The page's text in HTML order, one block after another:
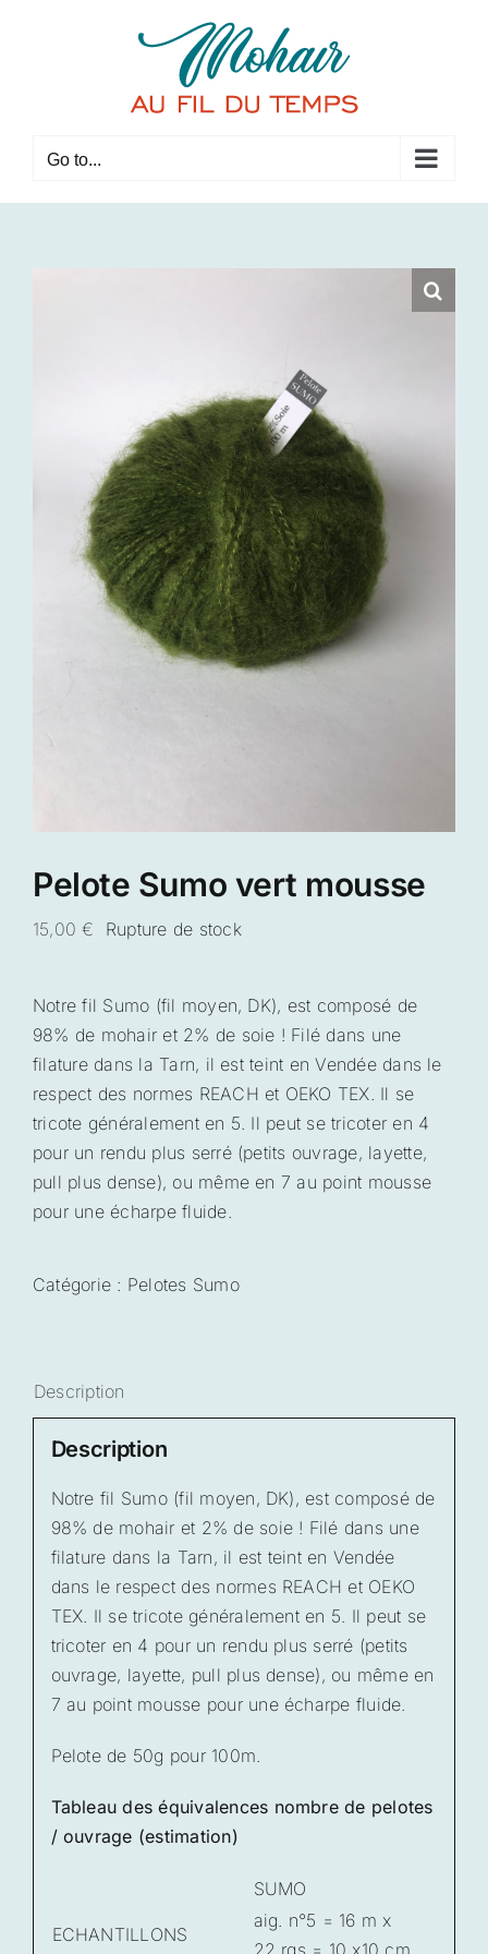
Go to...
Pelote Sumo vert mousse
15,00€ Rupture de stock
Notre fil Sumo (fil moyen, DK), est composé de
98% de mohair et 2% de soie ! Filé dans une
filature dans la Tarn, il est teint en Vendée dans le
respect des normes REACH et OEKO TEX. Il se
tricote généralement en 5. Il peut se tricoter en 4
pour un rendu plus serré (petits ouvrage, layette,
pull plus dense), ou même en 7 au point mousse
pour une écharpe fluide.
Catégorie : Pelotes Sumo
Description
Description
Notre fil Sumo (fil moyen, DK), est composé de
98% de mohair et 2% de soie ! Filé dans une
filature dans la Tarn, il est teint en Vendée
dans le respect des normes REACH et OEKO
TEX. Il se tricote généralement en 5. Il peut se
tricoter en 4 pour un rendu plus serré (petits
ouvrage, layette, pull plus dense), ou même en
7 au point mousse pour une écharpe fluide.
Pelote de 50g pour 100m.
Tableau des équivalences nombre de pelotes
/ ouvrage (estimation)
SUMO
ECHANTILLONS
aig. n°5 = 16 m x
22 rgs = 10 x10 cm